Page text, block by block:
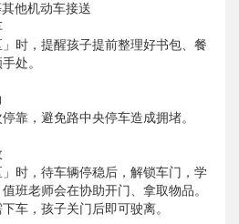
其他机动车接送
时，提醒孩子提前整理好书包、餐
处。
靠，避免路中央停车造成拥堵。
时，待车辆停稳后，解锁车门，学
班老师会在协助开门、拿取物品。
车，孩子关门后即可驶离。